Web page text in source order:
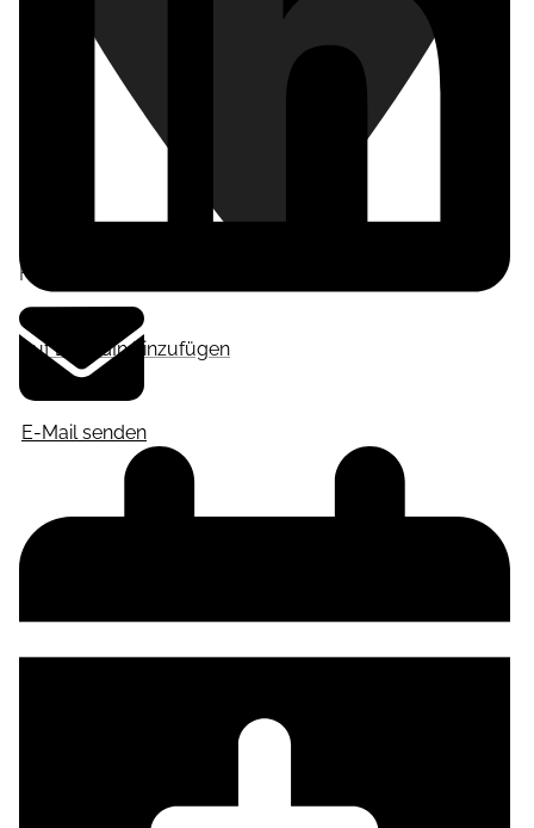
Auf LinkedIn hinzufügen
Frankfurt am Main
E-Mail senden